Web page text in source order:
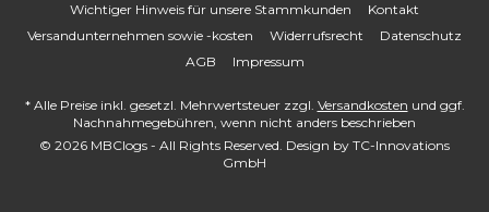
Wichtiger Hinweis für unsere Stammkunden
Kontakt
Versandunternehmen sowie -kosten
Widerrufsrecht
Datenschutz
AGB
Impressum
* Alle Preise inkl. gesetzl. Mehrwertsteuer zzgl. Versandkosten und ggf.
Nachnahmegebühren, wenn nicht anders beschrieben
© 2026 MBClogs - All Rights Reserved. Design by TC-Innovations
GmbH